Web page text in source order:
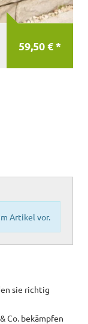
59,50 € *
Artikel vor.
sie richtig
Co. bekämpfen